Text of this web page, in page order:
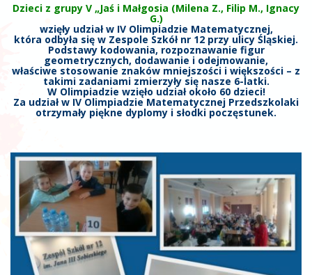
Dzieci z grupy V „Jaś i Małgosia (Milena Z., Filip M., Ignacy
G.)
wzięły udział w IV Olimpiadzie Matematycznej,
która odbyła się w Zespole Szkół nr 12 przy ulicy Śląskiej.
Podstawy kodowania, rozpoznawanie figur
geometrycznych, dodawanie i odejmowanie,
właściwe stosowanie znaków mniejszości i większości – z
takimi zadaniami zmierzyły się nasze 6-latki.
W Olimpiadzie wzięło udział około 60 dzieci!
Za udział w IV Olimpiadzie Matematycznej Przedszkolaki
otrzymały piękne dyplomy i słodki poczęstunek.